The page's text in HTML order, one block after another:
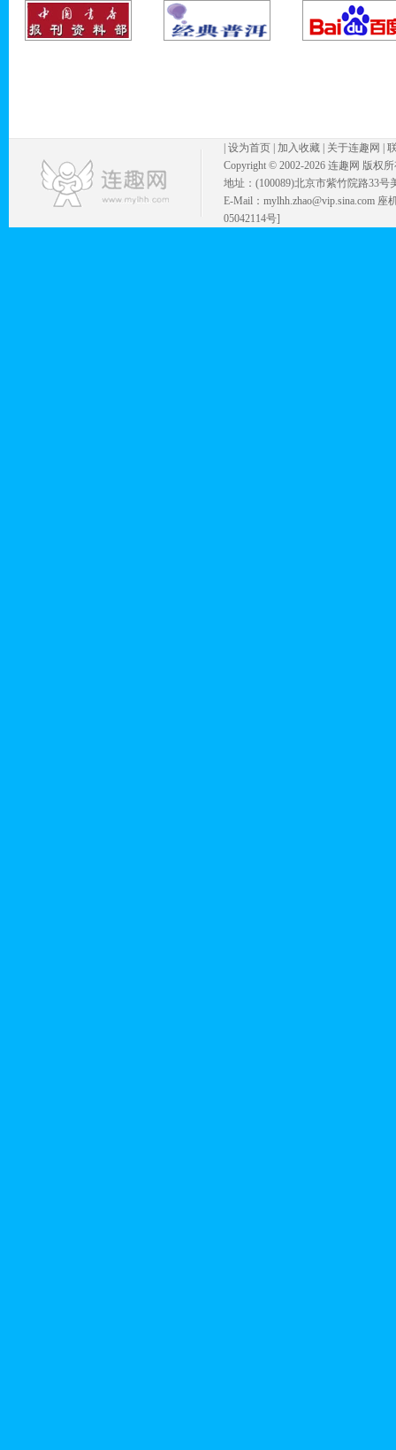
设为首页 加入收藏 关于连趣网
Copyright © 2002-2026 连趣网 版权
地址：(100089)北京市紫竹院路33号
E-Mail：mylhh.zhao@vip.sina.com
05042114号]